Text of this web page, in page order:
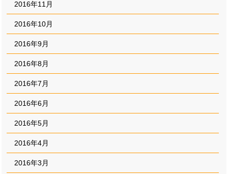
2016年11月
2016年10月
2016年9月
2016年8月
2016年7月
2016年6月
2016年5月
2016年4月
2016年3月